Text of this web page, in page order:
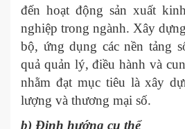
đến hoạt động sản xuất
nghiệp trong ngành. Xây
bộ, ứng dụng các nền tảng
quả quản lý, điều hành và
nhằm đạt mục tiêu là xây
lượng và thương mại số.
b) Định hướng cụ thể